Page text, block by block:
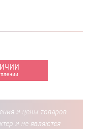
и цены товаров
и не являются